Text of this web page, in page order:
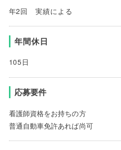
年2回 実績による
年間休日
105日
応募要件
看護師資格をお持ちの方
普通自動車免許あれば尚可